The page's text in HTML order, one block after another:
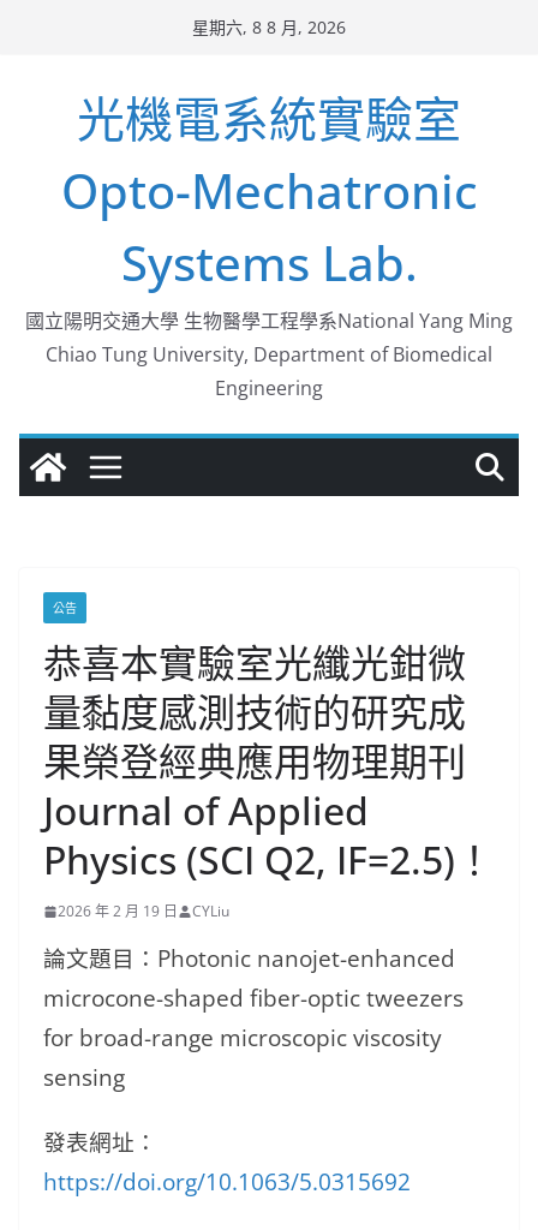
星期六, 8 8 月, 2026
光機電系統實驗室
Opto-Mechatronic
Systems Lab.
國立陽明交通大學 生物醫學工程學系National Yang Ming
Chiao Tung University, Department of Biomedical
Engineering
公告
恭喜本實驗室光纖光鉗微
量黏度感測技術的研究成
果榮登經典應用物理期刊
Journal of Applied
Physics (SCI Q2, IF=2.5)！
2026 年 2 月 19 日 CYLiu
論文題目：Photonic nanojet-enhanced
microcone-shaped fiber-optic tweezers
for broad-range microscopic viscosity
sensing
發表網址：
https://doi.org/10.1063/5.0315692